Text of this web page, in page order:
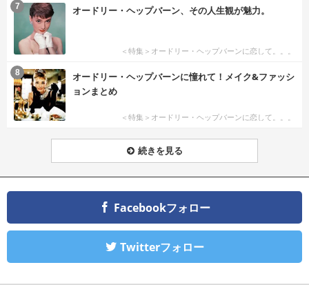
オードリー・ヘップバーン、その人生観が魅力。
＜特集＞オードリー・ヘップバーンに恋して。。。
7
オードリー・ヘップバーンに憧れて！メイク&ファッシ
ョンまとめ
＜特集＞オードリー・ヘップバーンに恋して。。。
8
続きを見る
Facebookフォロー
Twitterフォロー